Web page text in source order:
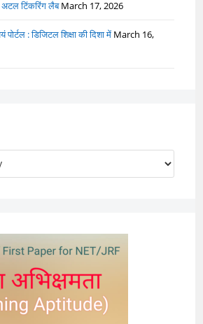
टिंकरिंग लैब March 17, 2026
: डिजिटल शिक्षा की दिशा में March 16,